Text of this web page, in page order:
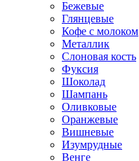
Бежевые
Глянцевые
Кофе с молоком
Металлик
Слоновая кость
Фуксия
Шоколад
Шампань
Оливковые
Оранжевые
Вишневые
Изумрудные
Венге